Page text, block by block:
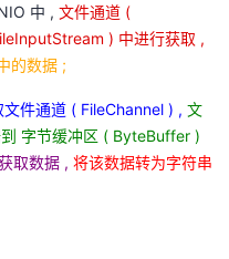
中 , 文件通道 (
) 中进行获取 ,
的数据 ;
件通道 ( FileChannel ) , 文
字节缓冲区 ( ByteBuffer )
取数据 , 将该数据转为字符串